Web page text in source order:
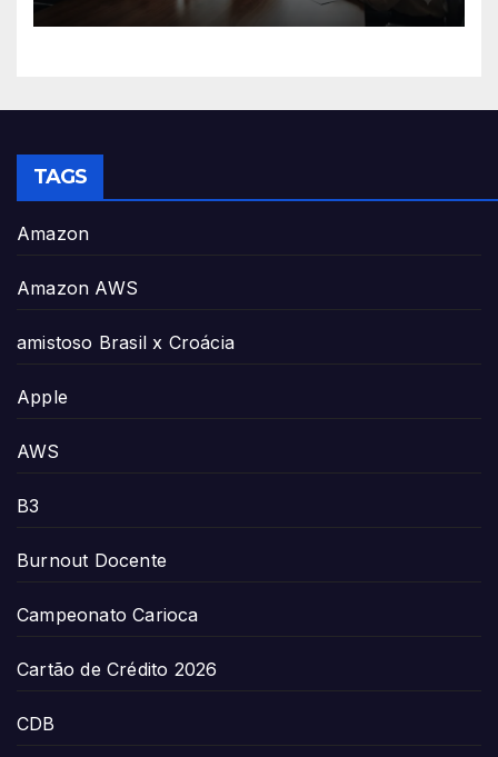
TAGS
Amazon
Amazon AWS
amistoso Brasil x Croácia
Apple
AWS
B3
Burnout Docente
Campeonato Carioca
Cartão de Crédito 2026
CDB